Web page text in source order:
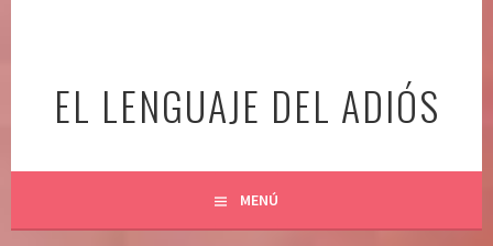
EL LENGUAJE DEL ADIÓS
MENÚ